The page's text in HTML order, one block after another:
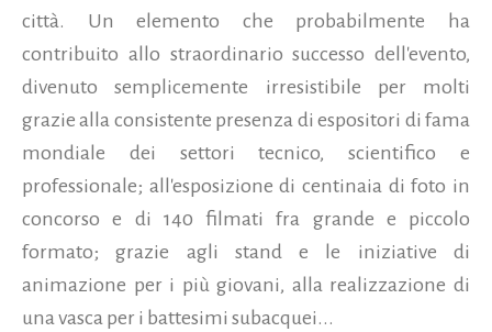
città. Un elemento che probabilmente ha
contribuito allo straordinario successo dell'evento,
divenuto semplicemente irresistibile per molti
grazie alla consistente presenza di espositori di fama
mondiale dei settori tecnico, scientifico e
professionale; all'esposizione di centinaia di foto in
concorso e di 140 filmati fra grande e piccolo
formato; grazie agli stand e le iniziative di
animazione per i più giovani, alla realizzazione di
una vasca per i battesimi subacquei...